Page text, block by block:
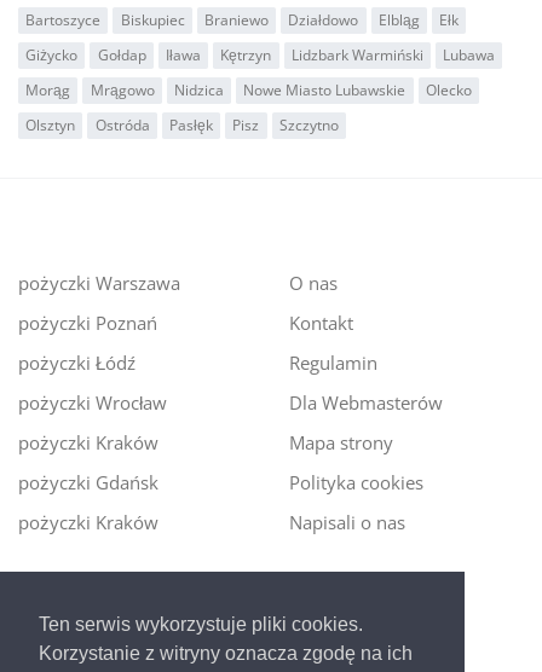
Ten serwis wykorzystuje pliki cookies.
Korzystanie z witryny oznacza zgodę na ich
Bartoszyce Biskupiec Braniewo Działdowo Elbląg
Ełk
Giżycko
Gołdap Iława Kętrzyn Lidzbark Warmiński
Lubawa
Morąg
Mrągowo Nidzica Nowe Miasto Lubawskie
Olecko
Olsztyn
Ostróda Pasłęk Pisz Szczytno
pożyczki Warszawa
pożyczki Poznań
pożyczki Łódź
pożyczki Wrocław
pożyczki Kraków
pożyczki Gdańsk
pożyczki Kraków
O nas
Kontakt
Regulamin
Dla Webmasterów
Mapa strony
Polityka cookies
Napisali o nas
Ekspert kredytowy online- nowa era szybkiego i